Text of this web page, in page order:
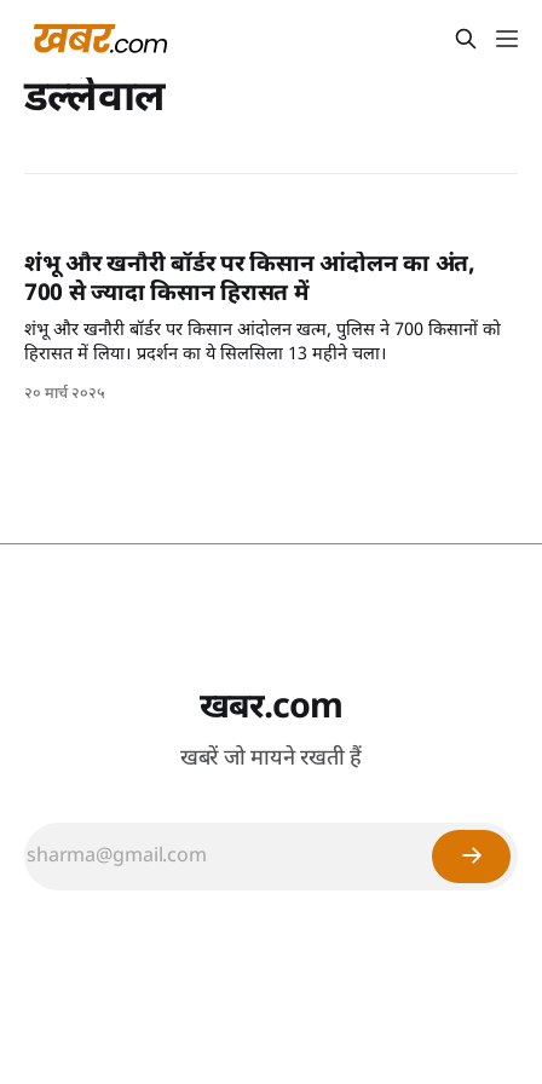
डल्लेवाल
शंभू और खनौरी बॉर्डर पर किसान आंदोलन का अंत,
700 से ज्यादा किसान हिरासत में
शंभू और खनौरी बॉर्डर पर किसान आंदोलन खत्म, पुलिस ने 700 किसानों को
हिरासत में लिया। प्रदर्शन का ये सिलसिला 13 महीने चला।
२० मार्च २०२५
खबर.com
खबरें जो मायने रखती हैं